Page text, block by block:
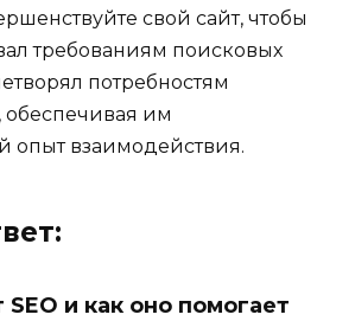
свой сайт, чтобы
требованиям поисковых
потребностям
обеспечивая им
опыт взаимодействия.
SEO и как оно помогает